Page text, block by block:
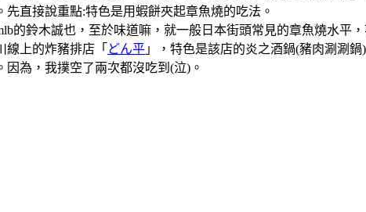
直接說重點:特色是用蝦餅夾起章魚燒的吃法。
鈴木誠也，至於味道嘛，就一般日本街頭常見的章魚燒水平
線上的炸豬排店「 どん平 」，特色是該店的炎之酒鍋(豬肉涮涮
為，我撲空了兩次都沒吃到(泣)。